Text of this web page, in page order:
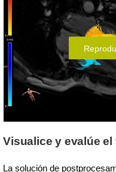
Visualice y evalúe
La solución de